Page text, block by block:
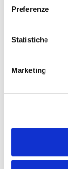
Preferenze
Statistiche
Marketing
tecnici
certificate.
"I DATI